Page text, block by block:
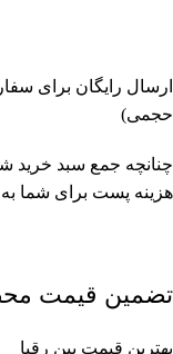
حجمی)
هزینه پست برای شما
تضمین قیمت
بهترین قیمت بین رقبا